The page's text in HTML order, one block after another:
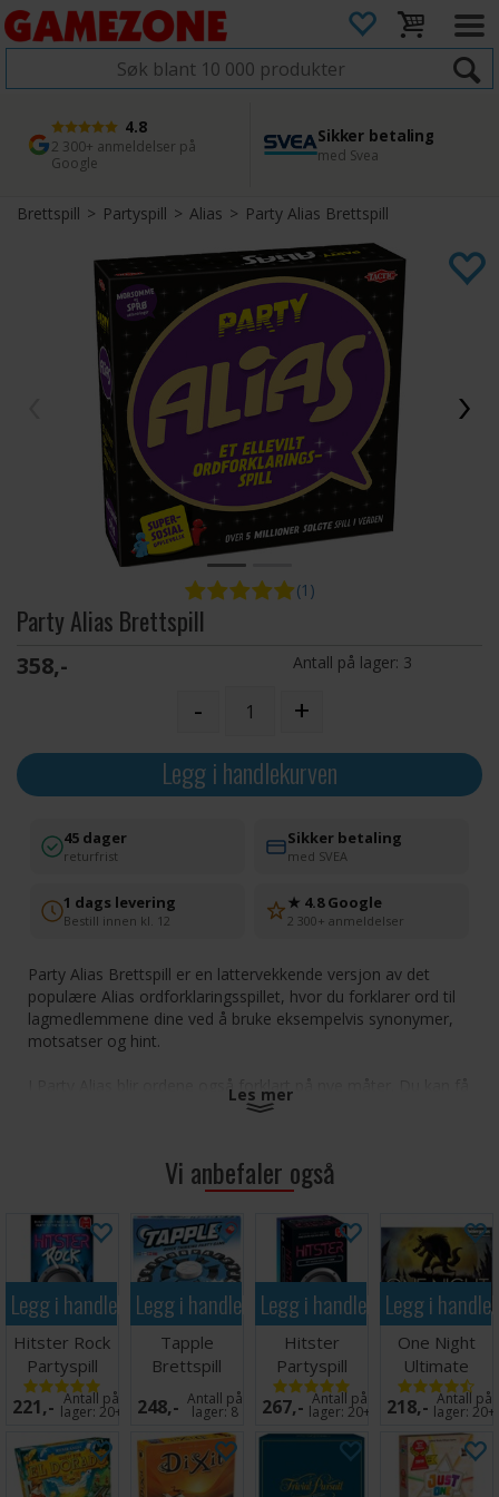
4.8
2 300+ anmeldelser på
Google
Sikker betaling
med Svea
1 dags levering
Bestill innen kl. 12
45 dager returfrist
Enkel retur
Brettspill> Partyspill>Alias> Party Alias Brettspill
(1)
Party Alias Brettspill
358,- Antall på lager: 3
- +
Legg i handlekurven
45 dager
returfrist
Sikker betaling
med SVEA
1 dags levering
Bestill innen kl. 12
★ 4.8 Google
2 300+ anmeldelser
Party Alias Brettspill er en lattervekkende versjon av det
populære Alias ordforklaringsspillet, hvor du forklarer ord til
lagmedlemmene dine ved å bruke eksempelvis synonymer,
motsatser og hint.
I Party Alias blir ordene også forklart på nye måter. Du kan få
muligheten til å fortelle en historie som inkluderer alle ordene
ord i forskjellige humør - vil du være hysterisk, deprimert eller
sint? Party Alias utfordrer alle til å forklare, bli aktive og bruke
sin kreativitet!
Party Alias er tidligere kåret til årets selskapsspill og
ble gitt terningkast 6 i VG.
Antall spillere 4+
Alder 11+
Spilletid 45 minutter
Les mer
Vi anbefaler også
Legg i handlekurven
Hitster Rock
Partyspill
221,- Antall på
lager: 20+
Legg i handlekurven
Tapple
Brettspill
248,- Antall på
lager:8
Legg i handlekurven
Hitster
Partyspill
267,- Antall på
lager:20+
Legg i
One Night
Ultimate
Werewolf
Brettspill
218,- Antall på
lager:20+